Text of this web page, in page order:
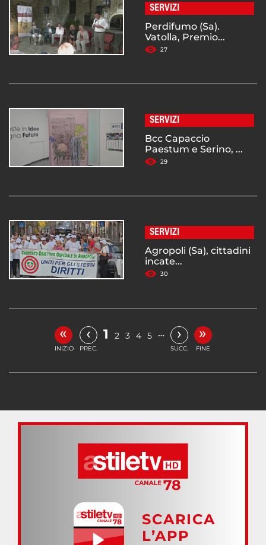
SERVIZI
Perdifumo (Sa).
Vatolla, Premio...
27
SERVIZI
Bcc Capaccio
Paestum e Serino, ...
29
SERVIZI
Agropoli (Sa), cittadini
incate...
30
«
INIZIO
‹
PREC.
1 2 3 4 5 … ›
SUCC.
»
FINE
SCARICA
L’APP